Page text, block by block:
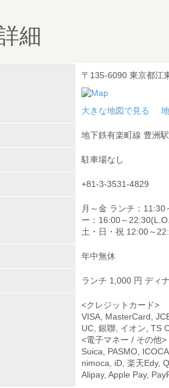
細
〒135-6090 東京都江
大きな地図で見る
地下鉄有楽町線 豊洲
駐車場なし
+81-3-3531-4829
月～金 ランチ：
ー：16:00～
土・日・祝 12:00～
年中無休
ランチ 1,000 円 ディ
<クレジットカード>
VISA, MasterCard,
UC, 銀聯, イオン, TS
<電子マネー / その他>
Suica, PASMO,
nimoca, iD, 楽天Edy,
Alipay, Apple Pay,